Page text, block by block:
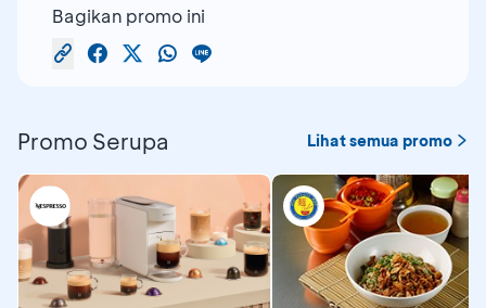
Bagikan promo ini
Promo Serupa Lihat semua promo